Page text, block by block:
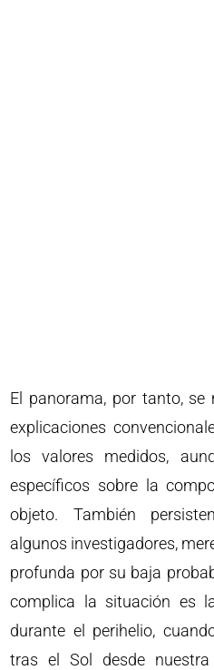
El panorama, por tanto, se
explicaciones
los valores medidos,
específicos sobre la
objeto. También
algunos investigadores,
profunda por su baja
complica la situación es
durante el perihelio,
tras el Sol desde